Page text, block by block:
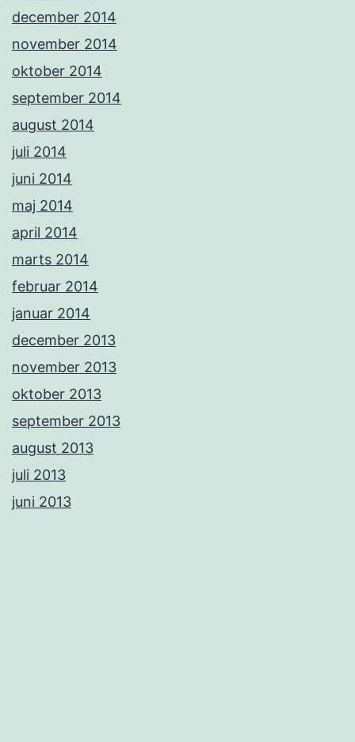
december 2014
november 2014
oktober 2014
september 2014
august 2014
juli 2014
juni 2014
maj 2014
april 2014
marts 2014
februar 2014
januar 2014
december 2013
november 2013
oktober 2013
september 2013
august 2013
juli 2013
juni 2013